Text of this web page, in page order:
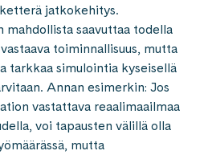
jatkokehitys.
mahdollista saavuttaa todella
toiminnallisuus, mutta
tarkkaa simulointia kyseisellä
Annan esimerkin: Jos
vastattava reaalimaailmaa
voi tapausten välillä olla
mutta